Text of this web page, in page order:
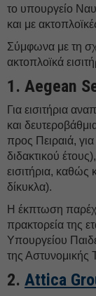
το υπουργείο
και με
Σύμφωνα με τη
ακτοπλοϊκά
1.⁠ ⁠Aegean
Για εισιτήρια
και
προς Πειραιά,
διδακτικού
εισιτήρια, καθώς
δίκυκλα).
Η έκπτωση
πρακτορεία της
Υπουργείου
της Αστυνομικής
2.⁠ ⁠ Attica